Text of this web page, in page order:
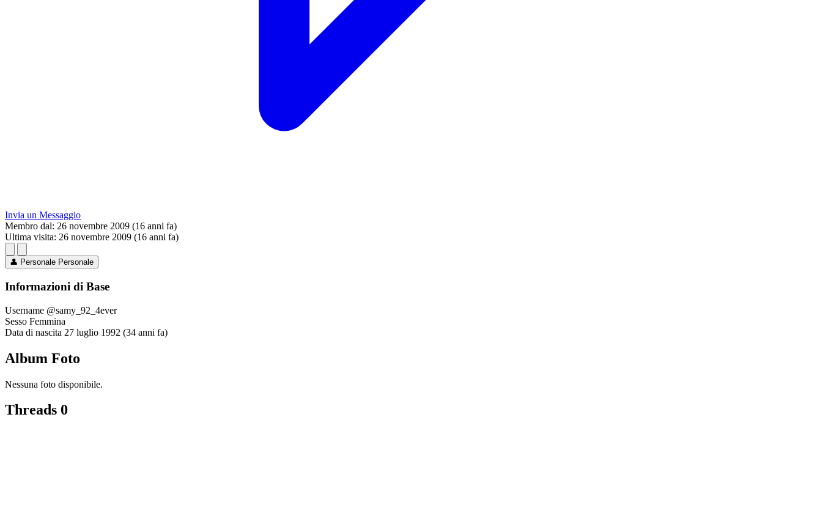
Invia un Messaggio
Membro dal: 26 novembre 2009 (16 anni fa)
Ultima visita: 26 novembre 2009 (16 anni fa)
👤 Personale Personale
Informazioni di Base
Username @samy_92_4ever
Sesso Femmina
Data di nascita 27 luglio 1992 (34 anni fa)
Album Foto
Nessuna foto disponibile.
Threads 0